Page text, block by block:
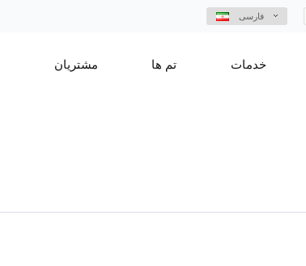
فارسی
مشتریان تم ها خدمات